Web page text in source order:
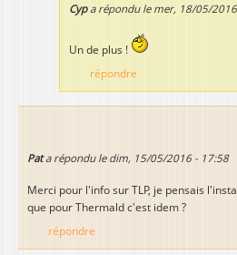
Cypa répondu le mer, 18/05/
Un de plus !
répondre
Pata répondu le dim, 15/05/2016 - 17:58
Merci pour l'info sur TLP, je pensais
que pour Thermald c'est idem ?
répondre